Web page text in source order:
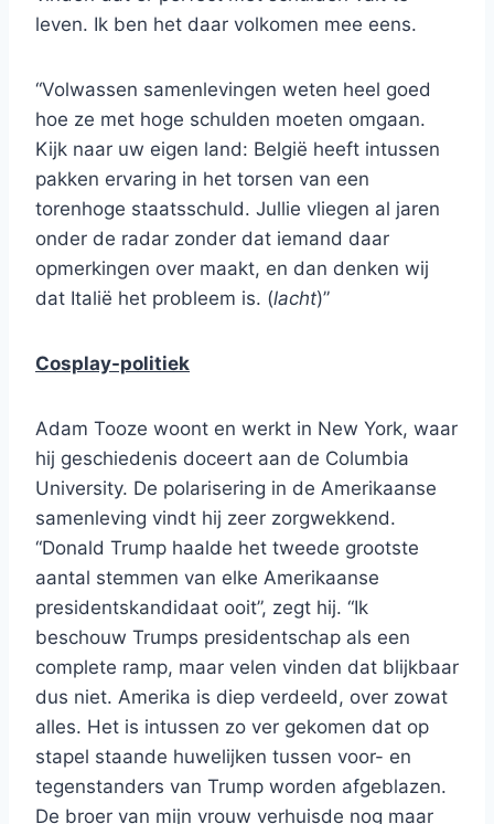
leven. Ik ben het daar volkomen mee eens.
“Volwassen samenlevingen weten heel goed
hoe ze met hoge schulden moeten omgaan.
Kijk naar uw eigen land: België heeft intussen
pakken ervaring in het torsen van een
torenhoge staatsschuld. Jullie vliegen al jaren
onder de radar zonder dat iemand daar
opmerkingen over maakt, en dan denken wij
dat Italië het probleem is. (lacht)”
Cosplay-politiek
Adam Tooze woont en werkt in New York, waar
hij geschiedenis doceert aan de Columbia
University. De polarisering in de Amerikaanse
samenleving vindt hij zeer zorgwekkend.
“Donald Trump haalde het tweede grootste
aantal stemmen van elke Amerikaanse
presidentskandidaat ooit”, zegt hij. “Ik
beschouw Trumps presidentschap als een
complete ramp, maar velen vinden dat blijkbaar
dus niet. Amerika is diep verdeeld, over zowat
alles. Het is intussen zo ver gekomen dat op
stapel staande huwelijken tussen voor- en
tegenstanders van Trump worden afgeblazen.
De broer van mijn vrouw verhuisde nog maar